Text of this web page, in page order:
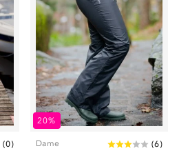
(0)
20%
Dame (6)